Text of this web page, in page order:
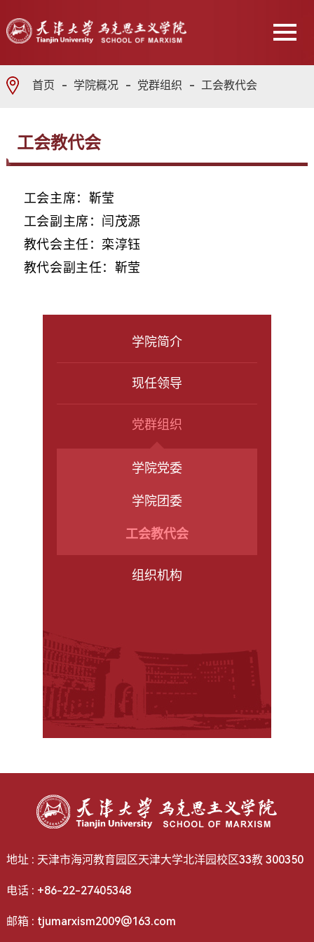
首页 学院概况 党群组织 工会教代会
工会教代会
工会主席：靳莹
工会副主席：闫茂源
教代会主任：栾淳钰
教代会副主任：靳莹
学院简介
现任领导
党群组织
学院党委
学院团委
工会教代会
组织机构
地址 : 天津市海河教育园区天津大学北洋园校区33教 300350
电话 : +86-22-27405348
邮箱 : tjumarxism2009@163.com